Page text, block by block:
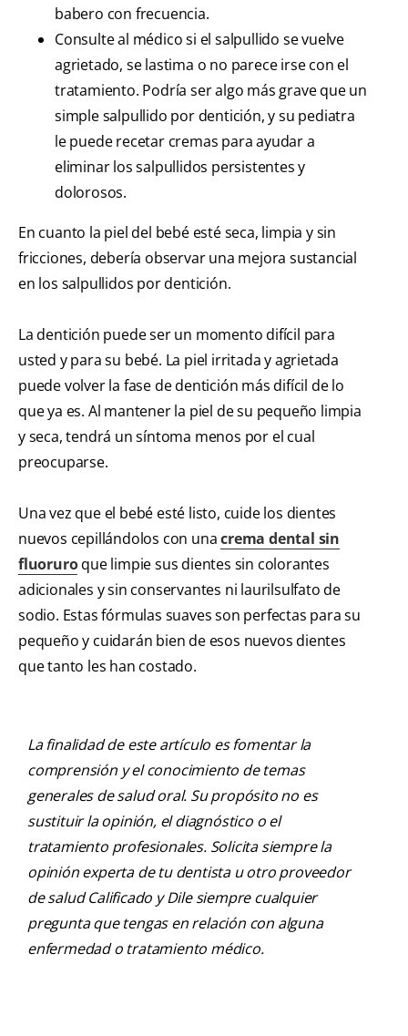
babero con frecuencia.
Consulte al médico si el salpullido se vuelve
agrietado, se lastima o no parece irse con el
tratamiento. Podría ser algo más grave que un
simple salpullido por dentición, y su pediatra
le puede recetar cremas para ayudar a
eliminar los salpullidos persistentes y
dolorosos.
En cuanto la piel del bebé esté seca, limpia y sin
fricciones, debería observar una mejora sustancial
en los salpullidos por dentición.
La dentición puede ser un momento difícil para
usted y para su bebé. La piel irritada y agrietada
puede volver la fase de dentición más difícil de lo
que ya es. Al mantener la piel de su pequeño limpia
y seca, tendrá un síntoma menos por el cual
preocuparse.
Una vez que el bebé esté listo, cuide los dientes
nuevos cepillándolos con unacrema dental sin
fluoruroque limpie sus dientes sin colorantes
adicionales y sin conservantes ni laurilsulfato de
sodio. Estas fórmulas suaves son perfectas para su
pequeño y cuidarán bien de esos nuevos dientes
que tanto les han costado.
La finalidad de este artículo es fomentar la
comprensión y el conocimiento de temas
generales de salud oral. Su propósito no es
sustituir la opinión, el diagnóstico o el
tratamiento profesionales. Solicita siempre la
opinión experta de tu dentista u otro proveedor
de salud Calificado y Dile siempre cualquier
pregunta que tengas en relación con alguna
enfermedad o tratamiento médico.